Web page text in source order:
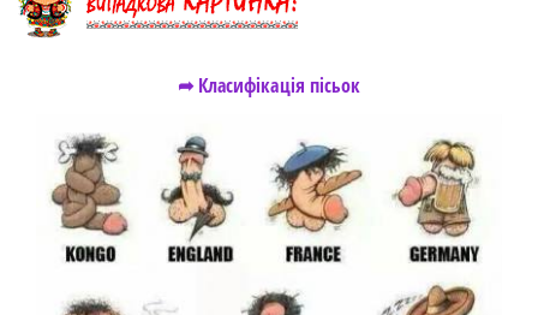
➦ Класифікація пісьок